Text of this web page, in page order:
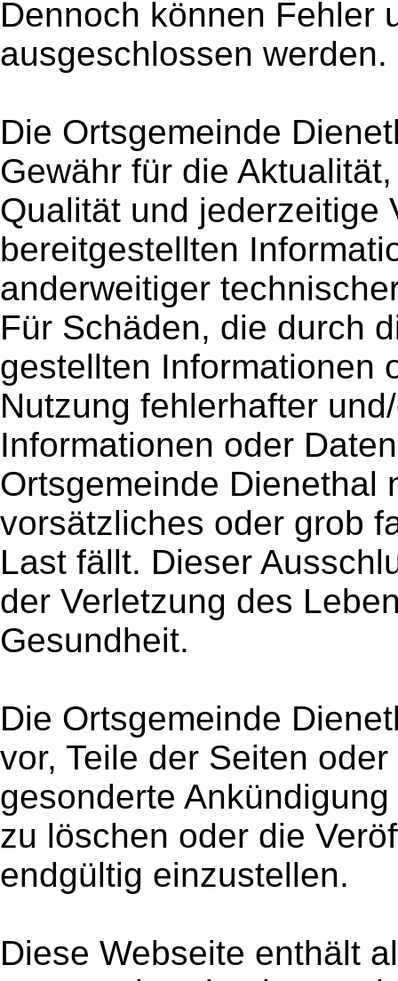
Dennoch können Fehler
ausgeschlossen werden.
Die Ortsgemeinde
Gewähr für die
Qualität und jederzeitige
bereitgestellten
anderweitiger
Für Schäden, die durch
gestellten Informationen
Nutzung fehlerhafter
Informationen oder
Ortsgemeinde Dienethal
vorsätzliches oder grob
Last fällt. Dieser
der Verletzung des
Gesundheit.
Die Ortsgemeinde
vor, Teile der Seiten
gesonderte
zu löschen oder die
endgültig einzustellen.
Diese Webseite enthält